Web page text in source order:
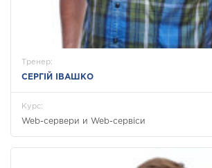
Тренер:
СЕРГІЙ ІВАШКО
Курс:
Web-сервери и Web-сервіси